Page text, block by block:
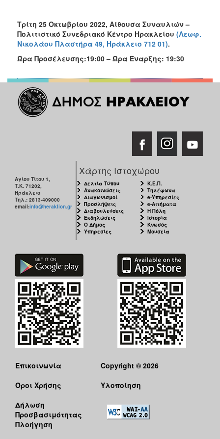
Τρίτη 25 Οκτωβρίου 2022, Αίθουσα Συναυλιών –
Πολιτιστικό Συνεδριακό Κέντρο Ηρακλείου (Λεωφ.
Νικολάου Πλαστήρα 49, Ηράκλειο 712 01).
Ώρα Προσέλευσης:19:00 – Ώρα Έναρξης: 19:30
Αγίου Τίτου 1,
Τ.Κ. 71202,
Ηράκλειο
Τηλ.: 2813-409000
email:info@heraklion.gr
Χάρτης Ιστοχώρου
Δελτία Τύπου
Ανακοινώσεις
Διαγωνισμοί
Προσλήψεις
Διαβουλεύσεις
Εκδηλώσεις
Ο Δήμος
Υπηρεσίες
Κ.Ε.Π.
Τηλέφωνα
e-Υπηρεσίες
e-Αιτήματα
Η Πόλη
Ιστορία
Κνωσός
Μουσεία
Επικοινωνία
Όροι Χρήσης
Δήλωση
Προσβασιμότητας
Πλοήγηση
Copyright © 2026
Υλοποίηση